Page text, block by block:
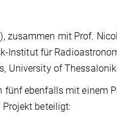
zusammen mit Prof.
Institut für
University of
fünf ebenfalls mit einem
beteiligt: